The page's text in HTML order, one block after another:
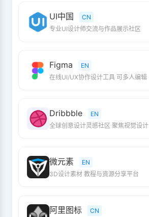
UI中国
CN
专业UI设计师交流与作品展示社区
Figma
EN
在线UI/UX协作设计工具 可多人编辑
Dribbble
EN
全球创意设计灵感社区 聚焦视觉设计
微元素
EN
3D设计素材 教程与资源分享平台
阿里图标
CN